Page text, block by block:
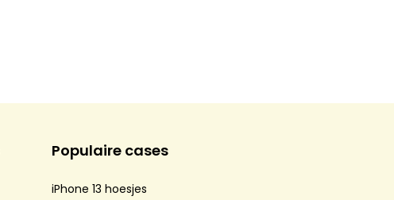
Populaire cases
iPhone 13 hoesjes